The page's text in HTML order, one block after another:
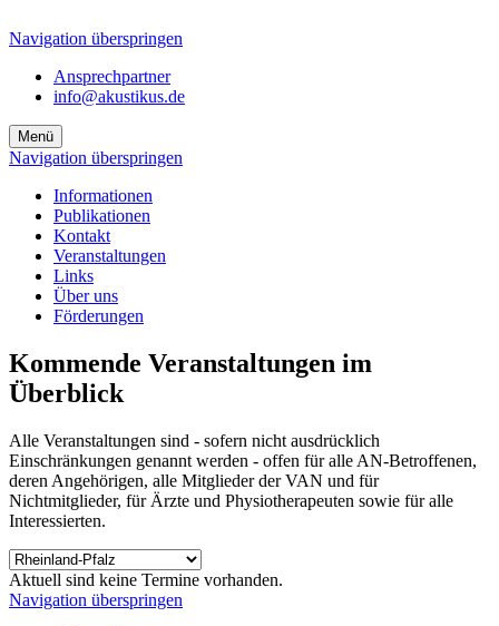
Navigation überspringen
Ansprechpartner
info@akustikus.de
Menü
Navigation überspringen
Informationen
Publikationen
Kontakt
Veranstaltungen
Links
Über uns
Förderungen
Kommende Veranstaltungen im
Überblick
Alle Veranstaltungen sind - sofern nicht ausdrücklich
Einschränkungen genannt werden - offen für alle AN-Betroffenen,
deren Angehörigen, alle Mitglieder der VAN und für
Nichtmitglieder, für Ärzte und Physiotherapeuten sowie für alle
Interessierten.
Aktuell sind keine Termine vorhanden.
Navigation überspringen